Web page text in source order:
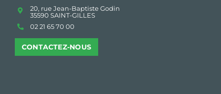
20, rue Jean-Baptiste Godin
35590 SAINT-GILLES
02 21 65 70 00
CONTACTEZ-NOUS